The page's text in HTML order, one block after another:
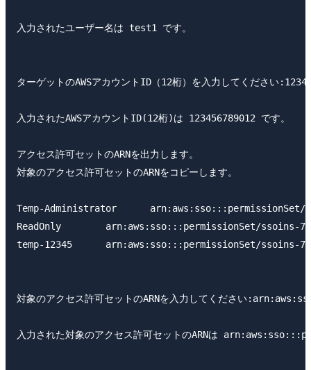
入力されたユーザー名は test1 です。
ターゲットのAWSアカウントID（12桁）を入力してください
入力されたAWSアカウントID(12桁)は 123456789012 です。
アクセス許可セットのARNを出力します。
対象のアクセス許可セットのARNをコピーします。
Temp-Administrator      arn:aws:sso:::permissionSet/
ReadOnly        arn:aws:sso:::permissionSet/ssoins-
temp-12345      arn:aws:sso:::permissionSet/ssoins-
対象のアクセス許可セットのARNを入力してください
入力された対象のアクセス許可セットのARNは